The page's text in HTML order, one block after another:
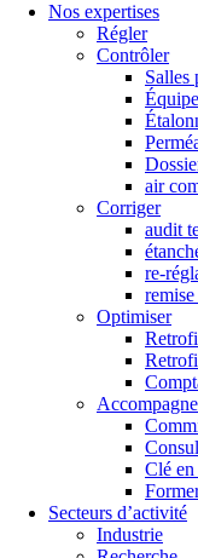
Nos expertises
Régler
Contrôler
Salles
air
Corriger
audit
re-
Optimiser
Clé
Secteurs d’activité
Industrie